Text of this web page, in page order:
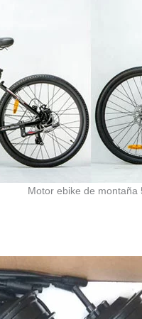
Motor ebike de montaña